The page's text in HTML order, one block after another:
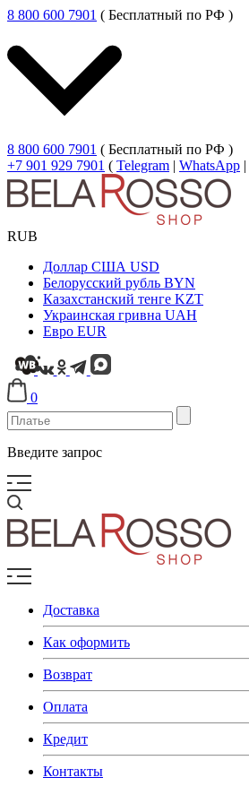
8 800 600 7901 ( Бесплатный по РФ )
8 800 600 7901 ( Бесплатный по РФ )
+7 901 929 7901 ( Telegram | WhatsApp |
RUB
Доллар США USD
Белорусский рубль BYN
Казахстанский тенге KZT
Украинская гривна UAH
Евро EUR
0
Введите запрос
Доставка
Как оформить
Возврат
Оплата
Кредит
Контакты